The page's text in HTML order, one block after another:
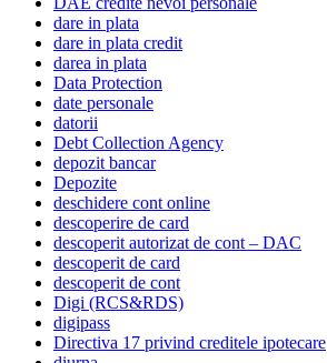
dare in plata
dare in plata credit
darea in plata
Data Protection
date personale
datorii
Debt Collection Agency
depozit bancar
Depozite
deschidere cont online
descoperire de card
descoperit autorizat de cont – DAC
descoperit de card
descoperit de cont
Digi (RCS&RDS)
digipass
Directiva 17 privind creditele ipotecare